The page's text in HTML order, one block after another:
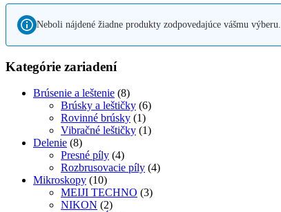
Neboli nájdené žiadne produkty zodpovedajúce vášmu výberu.
Kategórie zariadení
Brúsenie a leštenie (8)
Brúsky a leštičky (6)
Rovinné brúsky (1)
Vibračné leštičky (1)
Delenie (8)
Presné píly (4)
Rozbrusovacie píly (4)
Mikroskopy (10)
MEIJI TECHNO (3)
NIKON (2)